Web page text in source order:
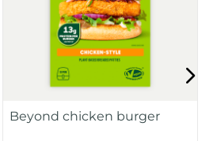
Beyond chicken burger